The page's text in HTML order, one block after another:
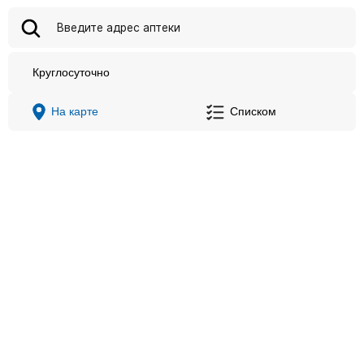
Круглосуточно
На карте Списком